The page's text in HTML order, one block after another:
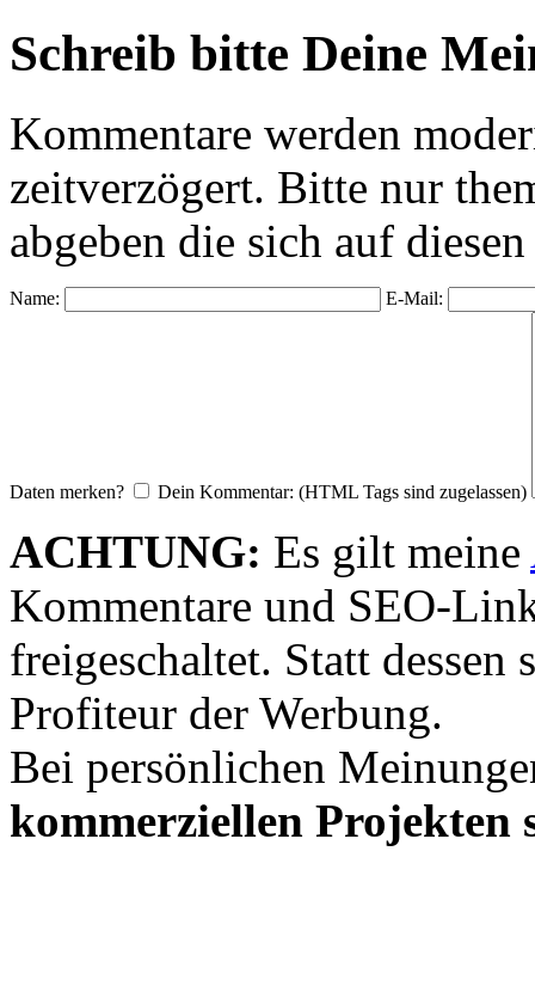
Schreib bitte Deine
Kommentare werden
zeitverzögert. Bitte nur
abgeben die sich auf
Name: E-Mail:
Daten merken? Dein Kommentar: (HTML Tags sind zugelassen)
ACHTUNG: Es gilt meine
Kommentare und SEO-
freigeschaltet. Statt dessen
Profiteur der Werbung.
Bei persönlichen
kommerziellen Projekten